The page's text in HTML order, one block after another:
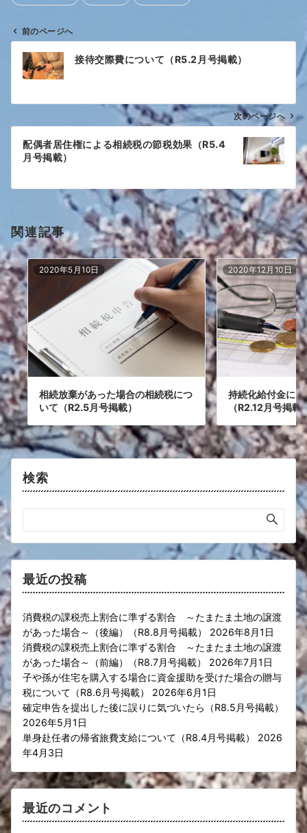
ビ
ン
前のページへ
接待交際費について（R5.2月号掲載）
次のページへ
配偶者居住権による相続税の節税効果（R5.4
月号掲載）
関連記事
2020年5月10日
相続放棄があった場合の相続税につ
いて（R2.5月号掲載）
2020年12月10日
持続化給付金に
（R2.12月号掲載
検索
最近の投稿
消費税の課税売上割合に準ずる割合 ～たまたま土地の譲渡
があった場合～（後編）（R8.8月号掲載）
2026年8月1日
消費税の課税売上割合に準ずる割合 ～たまたま土地の譲渡
があった場合～（前編）（R8.7月号掲載）
2026年7月1日
子や孫が住宅を購入する場合に資金援助を受けた場合の贈与
税について（R8.6月号掲載）
2026年6月1日
確定申告を提出した後に誤りに気づいたら（R8.5月号掲載）
2026年5月1日
単身赴任者の帰省旅費支給について（R8.4月号掲載）
2026
年4月3日
最近のコメント